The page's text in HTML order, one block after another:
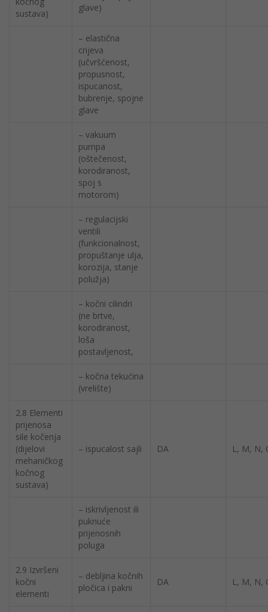
sustava)
glave)
– elastična
crijeva
(učvršćenost,
propusnost,
ispucanost,
bubrenje, spojne
glave
– vakuum
pumpa
(oštečenost,
korodiranost,
spoj s
motorom)
– regulacijski
ventili
(funkcionalnost,
propuštanje ulja,
korozija, stanje
polužja)
– kočni cilindri
(ne brtve,
korodiranost,
loša
postavljenost,
– kočna tekućina
(vrelište)
2.8 Elementi
prijenosa
sile kočenja
(dijelovi
mehaničkog
kočnog
sustava)
– ispucalost sajli DA L, M, N,
– iskrivljenost ili
puknuće
prijenosnih
poluga
2.9 Izvršeni
kočni
elementi
– debljina kočnih
pločica i pakni
DA L, M, N,